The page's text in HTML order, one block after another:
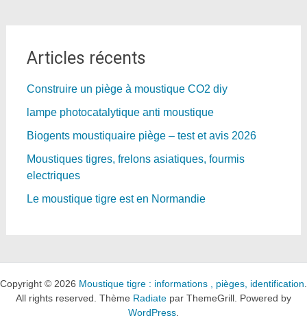
Articles récents
Construire un piège à moustique CO2 diy
lampe photocatalytique anti moustique
Biogents moustiquaire piège – test et avis 2026
Moustiques tigres, frelons asiatiques, fourmis
electriques
Le moustique tigre est en Normandie
Copyright © 2026 Moustique tigre : informations , pièges, identification
All rights reserved. Thème Radiate par ThemeGrill. Powered by
WordPress